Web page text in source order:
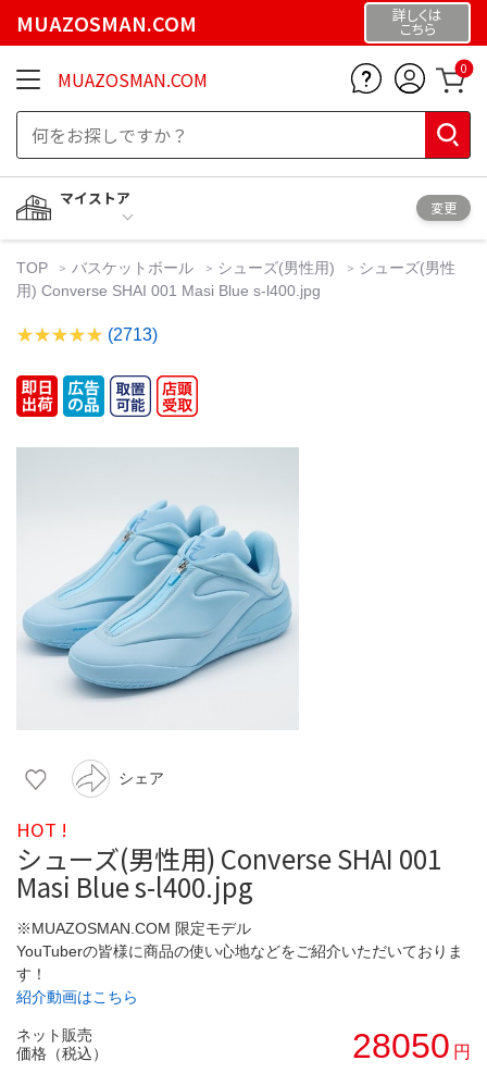
MUAZOSMAN.COM 詳しくは
こちら
MUAZOSMAN.COM 0
マイストア
変更
TOP バスケットボール シューズ(男性用)
シューズ(男性
用) Converse SHAI 001 Masi Blue s-l400.jpg
(2713)
シェア
HOT !
シューズ(男性用) Converse SHAI 001
Masi Blue s-l400.jpg
※MUAZOSMAN.COM 限定モデル
YouTuberの皆様に商品の使い心地などをご紹介いただいておりま
す！
紹介動画はこちら
ネット販売
価格（税込）
28050 円